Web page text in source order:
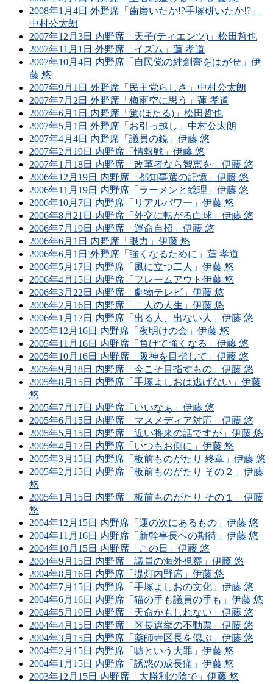
2008年1月4日 外野席「歯磨いたか!?手塚研いたか!?」
中村公太朗
2007年12月3日 内野席「天子(ティエンツ)」松田哲也
2007年11月1日 外野席「イズム」蓮 孝道
2007年10月4日 内野席「自民党の絆創膏をはがせ」伊
藤 悠
2007年9月1日 外野席「民主党らしさ」中村公太朗
2007年7月2日 外野席「梅雨空に思う」蓮 孝道
2007年6月1日 内野席「蛍(ほたる)」松田哲也
2007年5月1日 外野席「お引っ越し」中村公太朗
2007年4月4日 内野席「議員の鏡」伊藤 悠
2007年2月19日 内野席「情報戦」伊藤 悠
2007年1月18日 内野席「改革者なら智恵を」伊藤 悠
2006年12月19日 内野席「都知事選の記憶」伊藤 悠
2006年11月19日 内野席「ラーメンと総理」伊藤 悠
2006年10月7日 内野席「リアルパワー」伊藤 悠
2006年8月21日 内野席「外交に転がる白球」伊藤 悠
2006年7月19日 内野席「運命自招」伊藤 悠
2006年6月1日 内野席「眼力」伊藤 悠
2006年6月1日 外野席「強くなるために」蓮 孝道
2006年5月17日 内野席「風に立つ二人」伊藤 悠
2006年4月15日 内野席「フレームアウト伊藤 悠
2006年3月22日 内野席「劇物テレビ」伊藤 悠
2006年2月16日 内野席「二人の人生」伊藤 悠
2006年1月17日 内野席「出る人、出ない人」伊藤 悠
2005年12月16日 内野席「夜明けの会」伊藤 悠
2005年11月16日 内野席「負けて強くなる」伊藤 悠
2005年10月16日 内野席「阪神を目指して」伊藤 悠
2005年9月18日 内野席「今こそ目指すもの」伊藤 悠
2005年8月15日 内野席「手塚よしおは逃げない」伊藤
悠
2005年7月17日 内野席「いいなぁ」伊藤 悠
2005年6月15日 内野席「マスメディア対応」伊藤 悠
2005年5月15日 内野席「近い将来の話ですが」伊藤 悠
2005年4月17日 内野席「いつもお側に」伊藤 悠
2005年3月15日 内野席「板前ものがたり 終章」伊藤 悠
2005年2月15日 内野席「板前ものがたり その２」伊藤
悠
2005年1月15日 内野席「板前ものがたり その１」伊藤
悠
2004年12月15日 内野席「運の次にあるもの」伊藤 悠
2004年11月16日 内野席「新幹事長への期待」伊藤 悠
2004年10月15日 内野席「この日」伊藤 悠
2004年9月15日 内野席「議員の海外視察」伊藤 悠
2004年8月16日 内野席「提灯内野席」伊藤 悠
2004年7月15日 内野席「手塚よしおの文化」伊藤 悠
2004年6月16日 内野席「猫の手も議員の手も」伊藤 悠
2004年5月19日 内野席「天命かもしれない」伊藤 悠
2004年4月15日 内野席「区長選挙の不動票」伊藤 悠
2004年3月15日 内野席「薬師寺区長を偲ぶ」伊藤 悠
2004年2月15日 内野席「嘘という大罪」伊藤 悠
2004年1月15日 内野席「誘惑の成長痛」伊藤 悠
2003年12月15日 内野席「大勝利の陰で」伊藤 悠